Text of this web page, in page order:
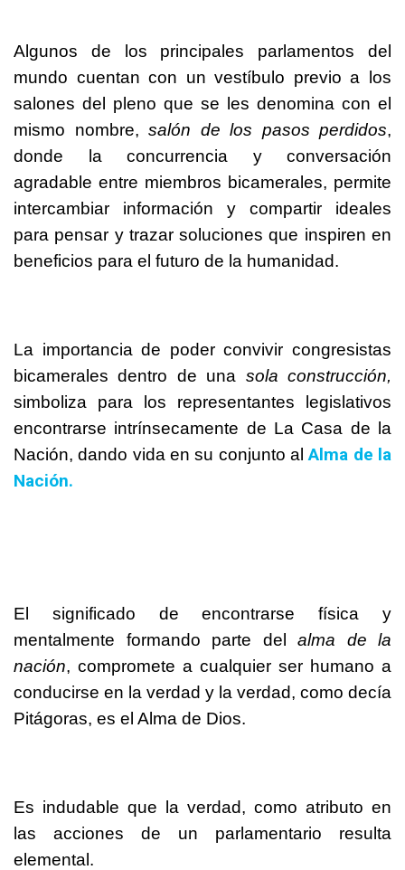
Algunos de los principales parlamentos del
mundo cuentan con un vestíbulo previo a los
salones del pleno que se les denomina con el
mismo nombre, salón de los pasos perdidos,
donde la concurrencia y conversación
agradable entre miembros bicamerales, permite
intercambiar información y compartir ideales
para pensar y trazar soluciones que inspiren en
beneficios para el futuro de la humanidad.
La importancia de poder convivir congresistas
bicamerales dentro de una sola construcción,
simboliza para los representantes legislativos
encontrarse intrínsecamente de La Casa de la
Nación, dando vida en su conjunto al Alma de la
Nación.
El significado de encontrarse física y
mentalmente formando parte del alma de la
nación, compromete a cualquier ser humano a
conducirse en la verdad y la verdad, como decía
Pitágoras, es el Alma de Dios.
Es indudable que la verdad, como atributo en
las acciones de un parlamentario resulta
elemental.